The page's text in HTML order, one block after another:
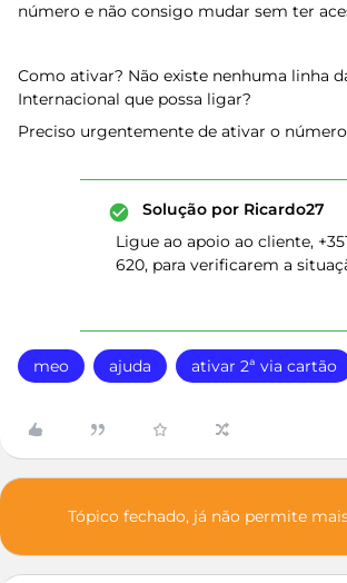
número e não consigo mudar sem ter
Como ativar? Não existe nenhuma linha
Internacional que possa ligar?
Preciso urgentemente de ativar o
Solução por Ricardo27
Ligue ao apoio ao cliente,
620, para verificarem a
meo ajuda ativar 2ª via cartão
Tópico fechado, já não permite